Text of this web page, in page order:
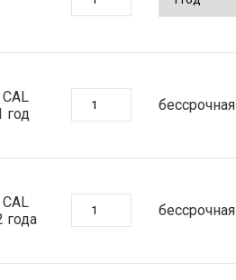
год
бессрочная
года
бессрочная